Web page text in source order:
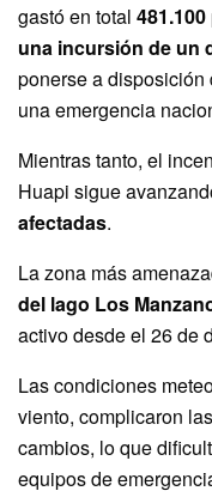
gastó en total
una incursión de un
ponerse a
una emergencia
Mientras tanto, el
Huapi sigue
afectadas.
La zona más
del lago Los
activo desde el 26 de
Las condiciones
viento, complicaron
cambios, lo que
equipos de